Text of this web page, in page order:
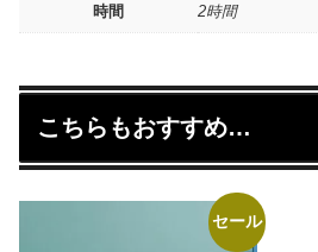
時間 2時間
こちらもおすすめ…
セール